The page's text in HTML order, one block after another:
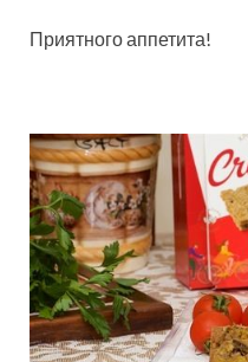
Приятного аппетита!